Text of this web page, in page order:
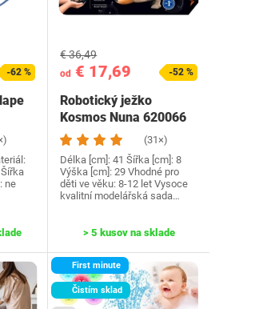
-62 %
ne
od € 17,69
€ 36,49
-52 %
Robotický ježko
Kosmos Nuna 620066
(31×)
Délka [cm]: 41 Šířka [cm]: 8
Výška [cm]: 29 Vhodné pro
děti ve věku: 8-12 let Vysoce
kvalitní modelářská sada…
> 5 kusov na sklade
First minute
Čistím sklad